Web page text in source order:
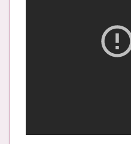
Приложения для Android